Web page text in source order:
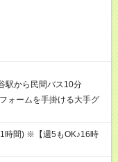
駅から民間バス10分
ォームを手掛ける大手グ
間) ※【週5もOK♪16時